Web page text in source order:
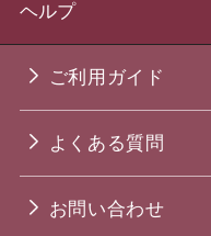
ヘルプ
ご利用ガイド
よくある質問
お問い合わせ